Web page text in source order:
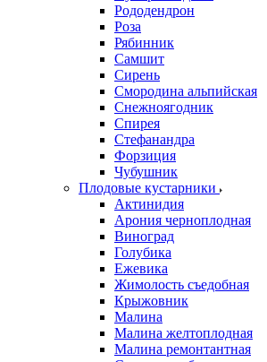
Рододендрон
Роза
Рябинник
Самшит
Сирень
Смородина альпийская
Снежноягодник
Спирея
Стефанандра
Форзиция
Чубушник
Плодовые кустарники
Актинидия
Арония черноплодная
Виноград
Голубика
Ежевика
Жимолость съедобная
Крыжовник
Малина
Малина желтоплодная
Малина ремонтантная